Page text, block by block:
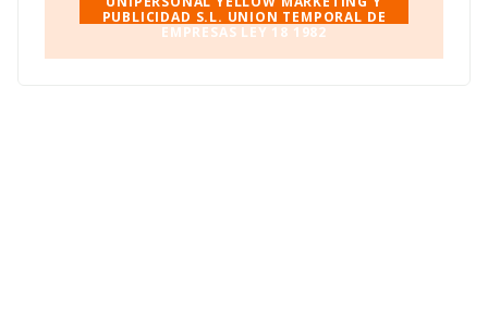
PUBLICIDAD S.L. UNION TEMPORAL DE
EMPRESAS LEY 18 1982